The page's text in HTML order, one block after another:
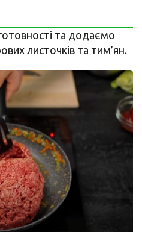
та додаємо
листочків та тим’ян.